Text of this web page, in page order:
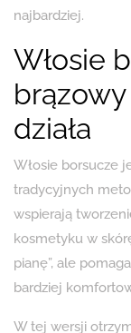
najbardziej.
Włosie
działa
Włosie borsucze
tradycyjnych
wspierają
kosmetyku w
pianę”, ale
bardziej
W tej wersji